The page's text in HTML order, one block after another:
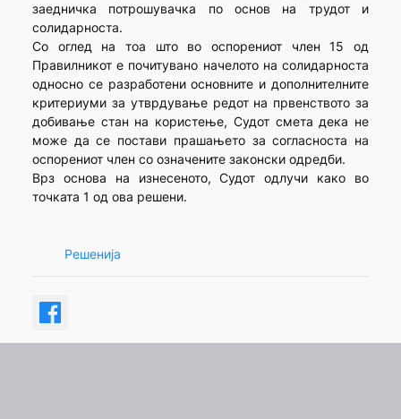
заедничка потрошувачка по основ на трудот и
солидарноста.
Со оглед на тоа што во оспорениот член 15 од
Правилникот е почитувано начелото на солидарноста
односно се разработени основните и дополнителните
критериуми за утврдување редот на првенството за
добивање стан на користење, Судот смета дека не
може да се постави прашањето за согласноста на
оспорениот член со означените законски одредби.
Врз основа на изнесеното, Судот одлучи како во
точката 1 од ова решени.
Решенија